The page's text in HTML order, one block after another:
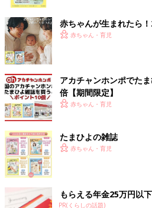
ちなみに会社には、保育園の休園が
しか作業できませんということを相
タイムで８時間働くのに比べると半
も会議とかもしにくい）ので、非常
そこで、相談の前に
業等対応助成金」というものを調べ
これは、今回のコロナの影響で小学
どもがいる従業員に、子どもの世話
える（給与は普段通り支払う）と、
という制度です。個人事業主の方が
で、今年いっぱい申請が可能みたいで
赤ちゃんが生まれたら！
赤ちゃん・育児
アカチャンホンポでた
倍【期間限定】
赤ちゃん・育児
たまひよの雑誌
赤ちゃん・育児
もらえる年金25万円以
PR(くらしの話題)